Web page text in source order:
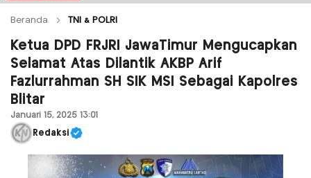
Beranda TNI & POLRI
Ketua DPD FRJRI JawaTimur Mengucapkan
Selamat Atas Dilantik AKBP Arif
Fazlurrahman SH SIK MSI Sebagai Kapolres
Blitar
Januari 15, 2025 13:01
Redaksi